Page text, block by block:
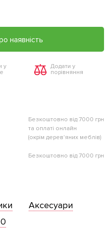
наявність
у
Додати у
порівняння
Безкоштовно від 7000 грн
та оплаті онлайн
(окрім дерев'яних меблів)
Безкоштовно від 7000 грн
Аксесуари